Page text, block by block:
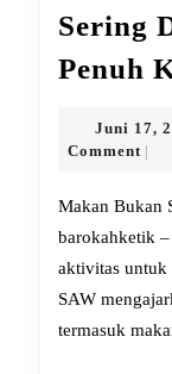
Sering
Penuh
Juni 17,
Comment
Makan Bukan Sekadar Mengenyangkan Perut
barokahketik
aktivitas untuk
SAW
termasuk